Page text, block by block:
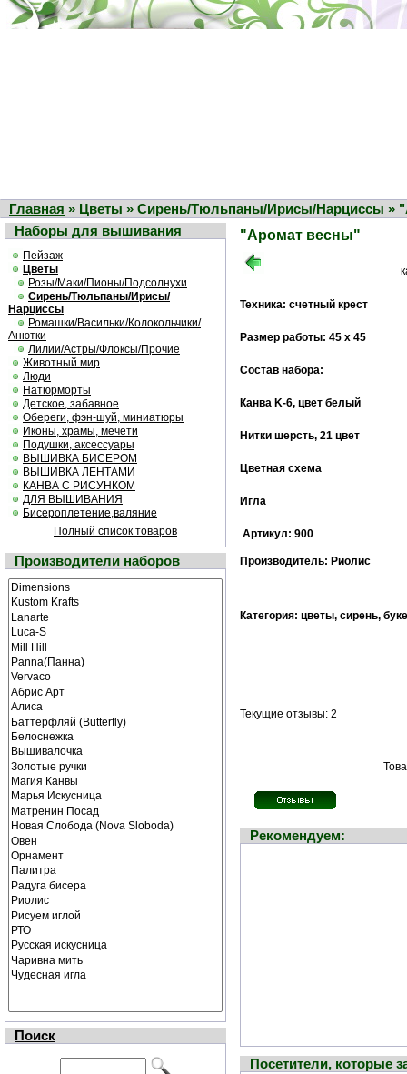
Главная » Цветы » Сирень/Тюльпаны/Ирисы/Нарциссы »
Наборы для вышивания
Пейзаж
Цветы
Розы/Маки/Пионы/Подсолнухи
Сирень/Тюльпаны/Ирисы/
Нарциссы
Ромашки/Васильки/Колокольчики/
Анютки
Лилии/Астры/Флоксы/Прочие
Животный мир
Люди
Натюрморты
Детское, забавное
Обереги, фэн-шуй, миниатюры
Иконы, храмы, мечети
Подушки, аксессуары
ВЫШИВКА БИСЕРОМ
ВЫШИВКА ЛЕНТАМИ
КАНВА С РИСУНКОМ
ДЛЯ ВЫШИВАНИЯ
Бисероплетение,валяние
Полный список товаров
Производители наборов
Поиск
"Аромат весны"
Техника: счетный крест
Размер работы: 45 х 45
Состав набора:
Канва K-6, цвет белый
Нитки шерсть, 21 цвет
Цветная cхема
Игла
Артикул: 900
Производитель: Риолис
Категория: цветы, сирень,
Текущие отзывы: 2
Рекомендуем:
Посетители, которые